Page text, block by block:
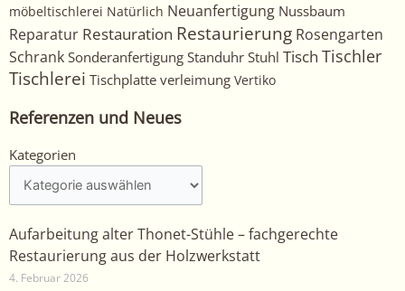
möbeltischlerei Natürlich Neuanfertigung Nussbaum
Reparatur Restauration Restaurierung Rosengarten
Schrank Sonderanfertigung Standuhr Stuhl Tisch Tischler
Tischlerei Tischplatte verleimung Vertiko
Referenzen und Neues
Kategorien
Kategorien
Aufarbeitung alter Thonet-Stühle – fachgerechte
Restaurierung aus der Holzwerkstatt
4. Februar 2026